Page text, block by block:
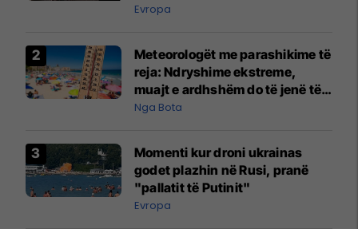
Evropa
Meteorologët me parashikime të
reja: Ndryshime ekstreme,
muajt e ardhshëm do të jenë të
pazakontë
Nga Bota
Momenti kur droni ukrainas
godet plazhin në Rusi, pranë
"pallatit të Putinit"
Evropa